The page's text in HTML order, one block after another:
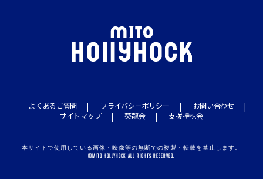
よくあるご質問 プライバシーポリシー
お問い合わせ
サイトマップ
葵龍会 支援持株会
本サイトで使用している画像・映像等の無断での複製・転載を禁止します。
©MITO HOLLYHOCK ALL RIGHTS RESERVED.